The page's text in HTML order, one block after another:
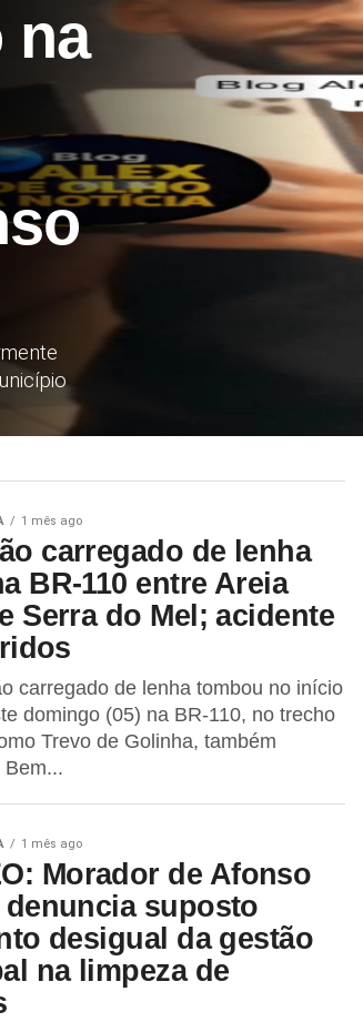
na
1 mês ago
carregado de lenha
BR-110 entre Areia
Serra do Mel; acidente
carregado de lenha tombou no início
domingo (05) na BR-110, no trecho
Trevo de Golinha, também
Bem...
1 mês ago
Morador de Afonso
denuncia suposto
desigual da gestão
na limpeza de